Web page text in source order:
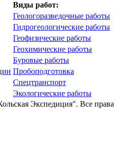
Виды работ:
Геологоразведочные работы
Гидрогеологические работы
Геофизические работы
Геохимические работы
Буровые работы
Пробоподготовка
Спецтранспорт
Экологические работы
Экспедиция". Все права